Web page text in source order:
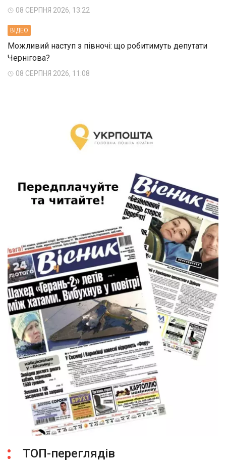
08 СЕРПНЯ 2026, 13:22
ВIДЕО
Можливий наступ з півночі: що робитимуть депутати
Чернігова?
08 СЕРПНЯ 2026, 11:08
ТОП-переглядів